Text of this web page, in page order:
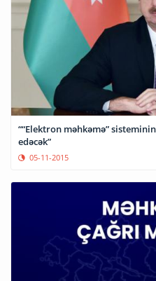
““Elektron məhkəmə”
edəcək”
05-11-2015